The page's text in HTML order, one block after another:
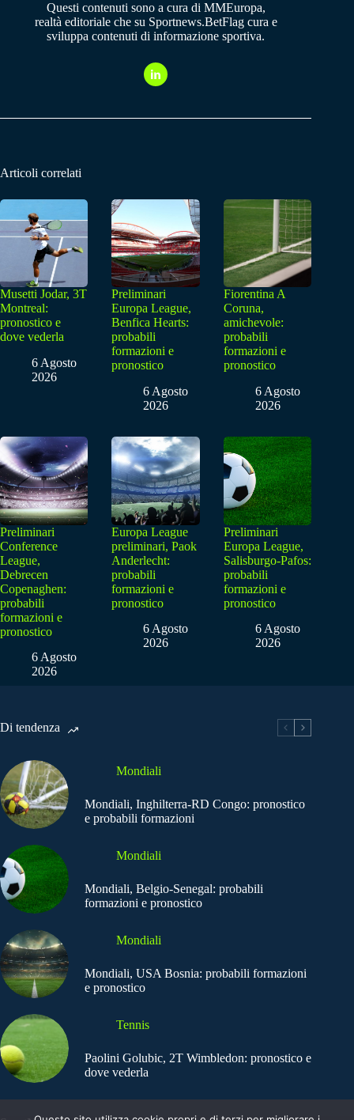
Questi contenuti sono a cura di MMEuropa,
realtà editoriale che su Sportnews.BetFlag cura e
sviluppa contenuti di informazione sportiva.
Articoli correlati
Musetti Jodar, 3T
Montreal:
pronostico e
dove vederla
6 Agosto
2026
Preliminari
Europa League,
Benfica Hearts:
probabili
formazioni e
pronostico
6 Agosto
2026
Fiorentina A
Coruna,
amichevole:
probabili
formazioni e
pronostico
6 Agosto
2026
Preliminari
Conference
League,
Debrecen
Copenaghen:
probabili
formazioni e
pronostico
6 Agosto
2026
Europa League
preliminari, Paok
Anderlecht:
probabili
formazioni e
pronostico
6 Agosto
2026
Preliminari
Europa League,
Salisburgo-Pafos:
probabili
formazioni e
pronostico
6 Agosto
2026
Di tendenza
Mondiali
Mondiali, Inghilterra-RD Congo: pronostico
e probabili formazioni
Mondiali
Mondiali, Belgio-Senegal: probabili
formazioni e pronostico
Mondiali
Mondiali, USA Bosnia: probabili formazioni
e pronostico
Tennis
Paolini Golubic, 2T Wimbledon: pronostico e
dove vederla